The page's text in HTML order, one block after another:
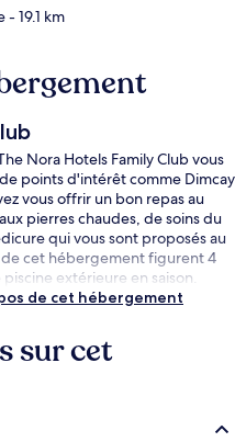
- 19.1 km
Nora Hotels Family Club vous
points d'intérêt comme Dimcay
vous offrir un bon repas au
pierres chaudes, de soins du
qui vous sont proposés au
de cet hébergement figurent 4
extérieure en saison.
de cet hébergement
sur cet